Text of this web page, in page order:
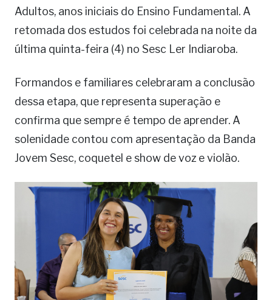
Adultos, anos iniciais do Ensino Fundamental. A
retomada dos estudos foi celebrada na noite da
última quinta-feira (4) no Sesc Ler Indiaroba.
Formandos e familiares celebraram a conclusão
dessa etapa, que representa superação e
confirma que sempre é tempo de aprender. A
solenidade contou com apresentação da Banda
Jovem Sesc, coquetel e show de voz e violão.